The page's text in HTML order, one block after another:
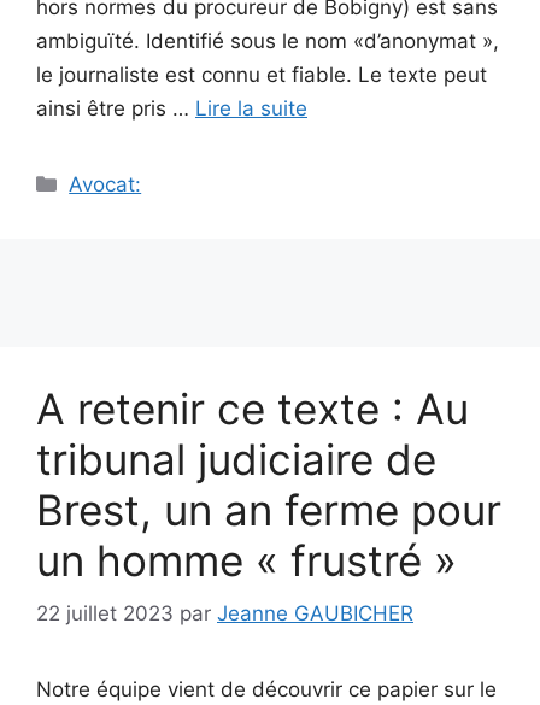
hors normes du procureur de Bobigny) est sans
ambiguïté. Identifié sous le nom «d’anonymat »,
le journaliste est connu et fiable. Le texte peut
ainsi être pris … Lire la suite
Catégories
Avocat:
A retenir ce texte : Au
tribunal judiciaire de
Brest, un an ferme pour
un homme « frustré »
22 juillet 2023 par Jeanne GAUBICHER
Notre équipe vient de découvrir ce papier sur le